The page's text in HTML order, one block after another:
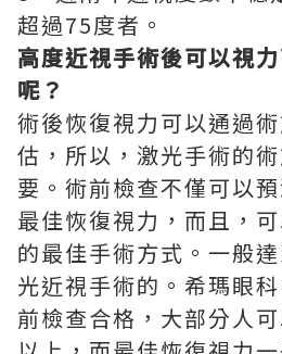
超過75度者。
高度近視手術後可以視
呢？
術後恢復視力可以通過
估，所以，激光手術的
要。術前檢查不僅可以
最佳恢復視力，而且，
的最佳手術方式。一般
光近視手術的。希瑪眼
前檢查合格，大部分人